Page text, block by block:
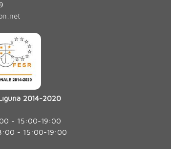
2014-2020
- 15:00-19:00
- 15:00-19:00